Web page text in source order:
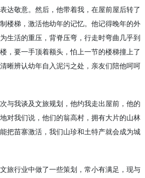
达敬意。然后，他带着我，在屋前屋后转了
楼梯，激活他幼年的记忆。他记得晚年的外
生活的重压，背脊压弯，行走时弯曲几乎到
，要一手顶着额头，怕上一节的楼梯撞上了
晰辨认幼年自入泥污之处，亲友们陪他呵呵
与我谈及文旅规划，他约我走出屋前，他的
对我们说，他们的翁高村，拥有大片的山林
把苗寨激活，我们山珍和土特产就会成为城
旅行业中做了一些策划，常小有满足，现与